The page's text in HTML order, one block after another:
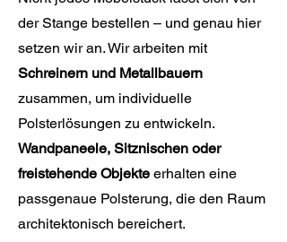
der Stange bestellen – und genau hier
setzen wir an. Wir arbeiten mit
Schreinern und Metallbauern
zusammen, um individuelle
Polsterlösungen zu entwickeln.
Wandpaneele, Sitznischen oder
freistehende Objekte erhalten eine
passgenaue Polsterung, die den Raum
architektonisch bereichert.